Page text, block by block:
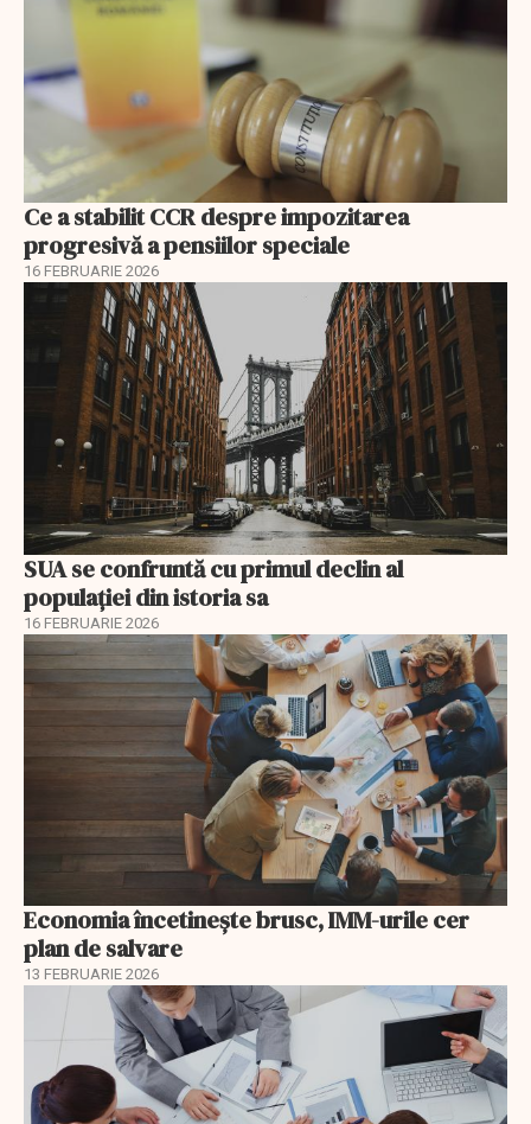
Ce a stabilit CCR despre impozitarea
progresivă a pensiilor speciale
16 FEBRUARIE 2026
SUA se confruntă cu primul declin al
populației din istoria sa
16 FEBRUARIE 2026
Economia încetinește brusc, IMM-urile cer
plan de salvare
13 FEBRUARIE 2026